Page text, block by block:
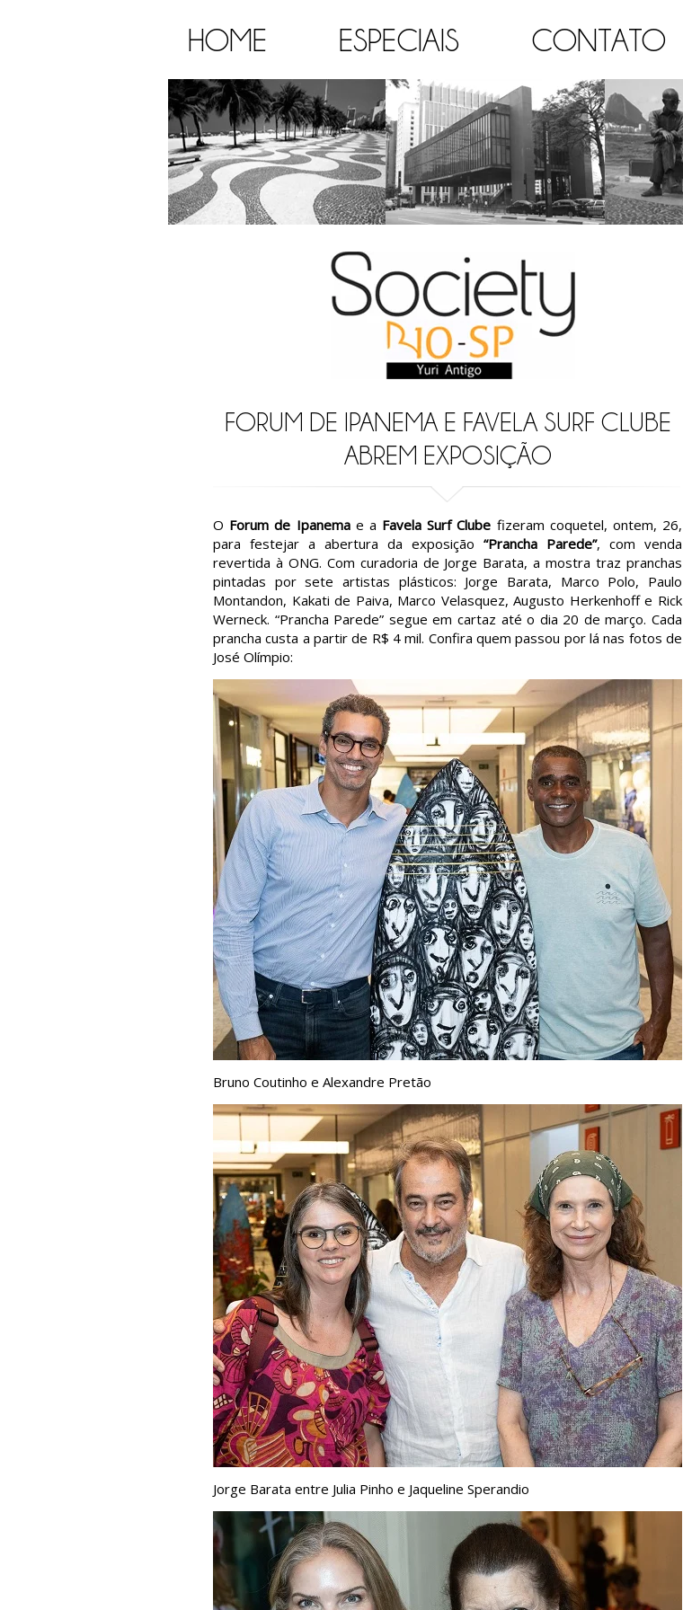
HOME ESPECIAIS CONTATO
FORUM DE IPANEMA E FAVELA SURF CLUBE
ABREM EXPOSIÇÃO
O Forum de Ipanemae a Favela Surf Clube fizeram coquetel, ontem, 26,
para festejar a abertura da exposição “Prancha Parede”, com venda
revertida à ONG. Com curadoria de Jorge Barata, a mostra traz pranchas
pintadas por sete artistas plásticos: Jorge Barata, Marco Polo, Paulo
Montandon, Kakati de Paiva, Marco Velasquez, Augusto Herkenhoff e Rick
Werneck. “Prancha Parede” segue em cartaz até o dia 20 de março. Cada
prancha custa a partir de R$ 4 mil. Confira quem passou por lá nas fotos de
José Olímpio:
Bruno Coutinho e Alexandre Pretão
Jorge Barata entre Julia Pinho e Jaqueline Sperandio